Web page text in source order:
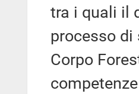
tra i quali il
processo di
Corpo